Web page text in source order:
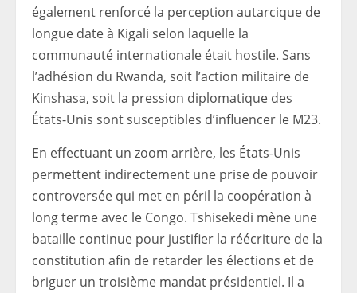
également renforcé la perception autarcique de
longue date à Kigali selon laquelle la
communauté internationale était hostile. Sans
l’adhésion du Rwanda, soit l’action militaire de
Kinshasa, soit la pression diplomatique des
États-Unis sont susceptibles d’influencer le M23.
En effectuant un zoom arrière, les États-Unis
permettent indirectement une prise de pouvoir
controversée qui met en péril la coopération à
long terme avec le Congo. Tshisekedi mène une
bataille continue pour justifier la réécriture de la
constitution afin de retarder les élections et de
briguer un troisième mandat présidentiel. Il a